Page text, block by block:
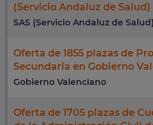
(Servicio Andaluz de Salud)
SAS (Servicio Andaluz de Salud)
Oferta de 1855 plazas de
Secundaria en Gobierno
Gobierno Valenciano
Oferta de 1705 plazas de